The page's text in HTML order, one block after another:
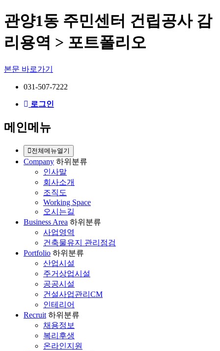
관양1동 주민센터 건립공사 감
리용역 > 포트폴리오
본문 바로가기
031-507-7222
로그인
메인메뉴
전체메뉴열기
Company 하위분류
인사말
회사소개
조직도
Working Space
오시는길
Business Area 하위분류
사업영역
건축물유지 관리점검
Portfolio 하위분류
산업시설
주거상업시설
공공시설
건설사업관리CM
인테리어
Recruit 하위분류
채용정보
복리후생
온라인지원